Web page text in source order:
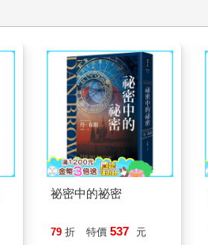
祕密中的祕密
79 折 特價 537 元